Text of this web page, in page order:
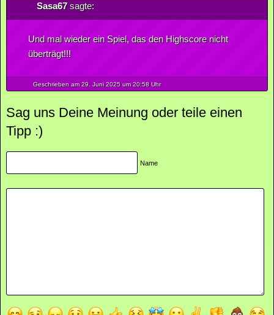
Sasa67sagte:
Und mal wieder ein Spiel, das den Highscore nicht
überträgt!!!
Geschrieben am 29. Juni2025um 20:58 Uhr
Sag uns Deine Meinung oder teile einen
Tipp :)
Name